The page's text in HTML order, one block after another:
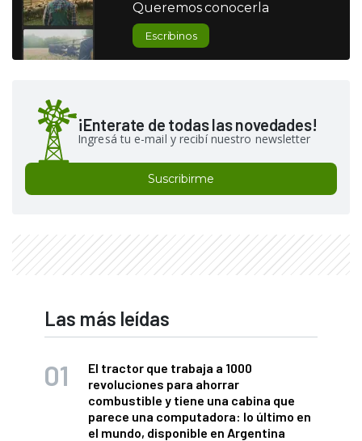
Queremos conocerla
Escribinos
¡Enterate de todas las novedades!
Ingresá tu e-mail y recibí nuestro newsletter
Suscribirme
Las más leídas
El tractor que trabaja a 1000
revoluciones para ahorrar
combustible y tiene una cabina que
parece una computadora: lo último en
el mundo, disponible en Argentina